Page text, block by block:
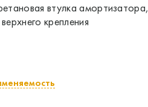
втулка амортизатора,
крепления